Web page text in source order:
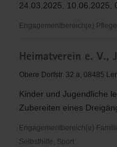
24.03.2025, 10.06.2025,
Engagementbereich(e)
für
Blutspende
Heimatverein e. V.,
Obere Dorfstr. 32 a, 08485
Kinder und Jugendliche
Zubereiten eines
Engagementbereich(e)
Selbsthilfe, Sport